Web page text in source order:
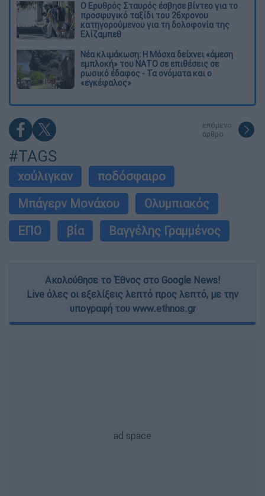
Ο Ερυθρός Σταυρός έσβησε βίντεο για το
προσφυγικό ταξίδι του 26χρονου
κατηγορούμενου για τη δολοφονία της
Ελίζαμπεθ
Νέα κλιμάκωση: Η Μόσχα δείχνει «άμεση
εμπλοκή» του ΝΑΤΟ σε επιθέσεις σε
ρωσικό έδαφος - Τα ονόματα και ο
«εγκέφαλος»
επόμενο
άρθρο
#TAGS
χούλιγκαν
ποδόσφαιρο
Μπάγερν Μονάχου
Ολυμπιακός
ΕΠΟ
βία Βαγγέλης Γραμμένος
Ακολούθησε το Έθνος στο Google News!
Live όλες οι εξελίξεις λεπτό προς λεπτό, με την
υπογραφή του www.ethnos.gr